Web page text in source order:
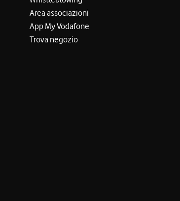
Area associazioni
App My Vodafone
Trova negozio